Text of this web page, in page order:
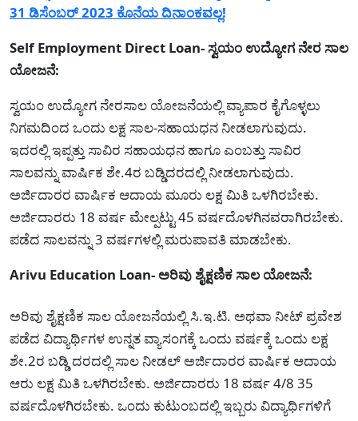
31 ಡಿಸೆಂಬರ್ 2023 ಕೊನೆಯ ದಿನಾಂಕವಲ್ಲ!
Self Employment Direct Loan- ಸ್ವಯಂ ಉದ್ಯೋಗ ನೇರ ಸಾಲ
ಯೋಜನೆ:
ಸ್ವಯಂ ಉದ್ಯೋಗ ನೇರಸಾಲ ಯೋಜನೆಯಲ್ಲಿ ವ್ಯಾಪಾರ ಕೈಗೊಳ್ಳಲು
ನಿಗಮದಿಂದ ಒಂದು ಲಕ್ಷ ಸಾಲ-ಸಹಾಯಧನ ನೀಡಲಾಗುವುದು.
ಇದರಲ್ಲಿ ಇಪ್ಪತ್ತು ಸಾವಿರ ಸಹಾಯಧನ ಹಾಗೂ ಎಂಬತ್ತು ಸಾವಿರ
ಸಾಲವನ್ನು ವಾರ್ಷಿಕ ಶೇ.4ರ ಬಡ್ಡಿದರದಲ್ಲಿ ನೀಡಲಾಗುವುದು.
ಅರ್ಜಿದಾರರ ವಾರ್ಷಿಕ ಆದಾಯ ಮೂರು ಲಕ್ಷ ಮಿತಿ ಒಳಗಿರಬೇಕು.
ಅರ್ಜಿದಾರರು 18 ವರ್ಷ ಮೇಲ್ಪಟ್ಟು 45 ವರ್ಷದೊಳಗಿನವರಾಗಿರಬೇಕು.
ಪಡೆದ ಸಾಲವನ್ನು 3 ವರ್ಷಗಳಲ್ಲಿ ಮರುಪಾವತಿ ಮಾಡಬೇಕು.
Arivu Education Loan- ಅರಿವು ಶೈಕ್ಷಣಿಕ ಸಾಲ ಯೋಜನೆ:
ಅರಿವು ಶೈಕ್ಷಣಿಕ ಸಾಲ ಯೋಜನೆಯಲ್ಲಿ ಸಿ.ಇ.ಟಿ. ಅಥವಾ ನೀಟ್ ಪ್ರವೇಶ
ಪಡೆದ ವಿದ್ಯಾರ್ಥಿಗಳ ಉನ್ನತ ವ್ಯಾಸಂಗಕ್ಕೆ ಒಂದು ವರ್ಷಕ್ಕೆ ಒಂದು ಲಕ್ಷ
ಶೇ.2ರ ಬಡ್ಡಿ ದರದಲ್ಲಿ ಸಾಲ ನೀಡಲ್ ಅರ್ಜಿದಾರರ ವಾರ್ಷಿಕ ಆದಾಯ
ಆರು ಲಕ್ಷ ಮಿತಿ ಒಳಗಿರಬೇಕು. ಅರ್ಜಿದಾರರು 18 ವರ್ಷ 4/8 35
ವರ್ಷದೊಳಗಿರಬೇಕು. ಒಂದು ಕುಟುಂಬದಲ್ಲಿ ಇಬ್ಬರು ವಿದ್ಯಾರ್ಥಿಗಳಿಗೆ